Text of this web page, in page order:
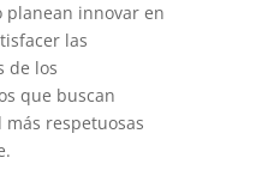
planean innovar en
las
de los
que buscan
respetuosas